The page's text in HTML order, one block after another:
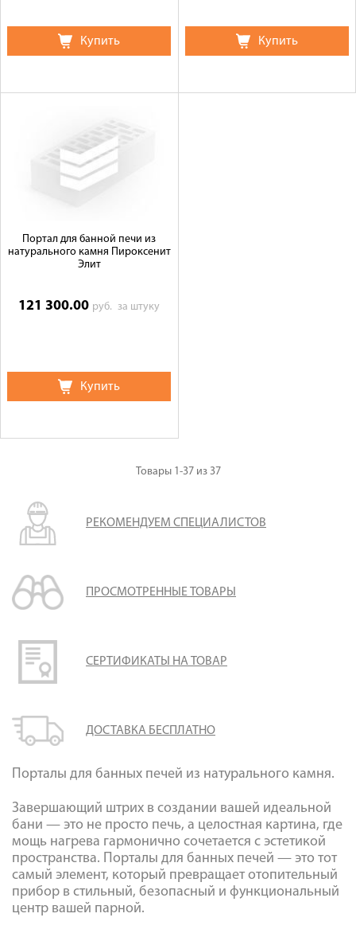
Купить Купить
Портал для банной печи из
натурального камня Пироксенит
Элит
121 300.00 руб.за штуку
Купить
Товары 1-37из 37
РЕКОМЕНДУЕМ СПЕЦИАЛИСТОВ
ПРОСМОТРЕННЫЕ ТОВАРЫ
СЕРТИФИКАТЫ НА ТОВАР
ДОСТАВКА БЕСПЛАТНО
Порталы для банных печей из натурального камня.
Завершающий штрих в создании вашей идеальной
бани — это не просто печь, а целостная картина, где
мощь нагрева гармонично сочетается с эстетикой
пространства. Порталы для банных печей — это тот
самый элемент, который превращает отопительный
прибор в стильный, безопасный и функциональный
центр вашей парной.